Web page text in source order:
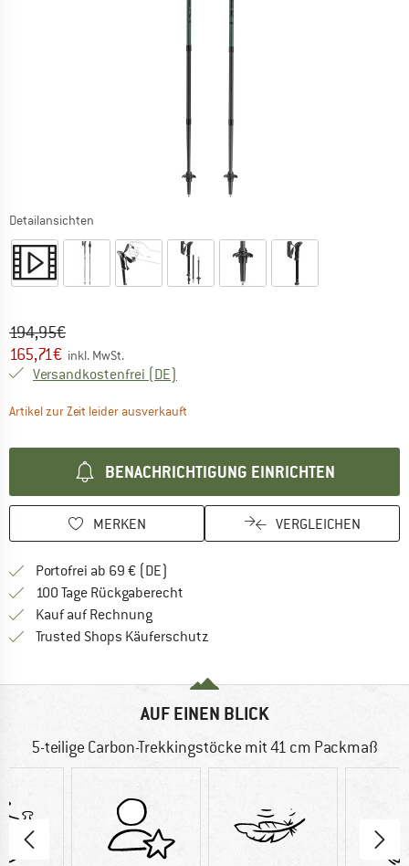
Detailansichten
Ursprünglicher Preis :
194,95€
Preis:
165,71€ inkl. MwSt.
Versandkostenfrei (DE)
Artikel zur Zeit leider ausverkauft
BENACHRICHTIGUNG EINRICHTEN
MERKEN VERGLEICHEN
Portofrei ab 69 € (DE)
100 Tage Rückgaberecht
Kauf auf RechnungFinde die Zahlungs-Infos hier! Öffnet
Trusted Shops Käuferschutz
AUF EINEN BLICK
5-teilige Carbon-Trekkingstöcke mit 41 cm Packmaß